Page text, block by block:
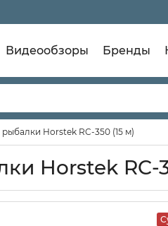
Видеообзоры Бренды
Horstek RC-350 (15 м)
Horstek RC-